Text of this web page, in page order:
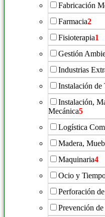
Fabricación
Farmacia2
Fisioterapia1
Gestión
Industrias
Instalación de
Instalación,
Mecánica5
Logística
Madera,
Maquinaria4
Ocio y
Perforación
Prevención